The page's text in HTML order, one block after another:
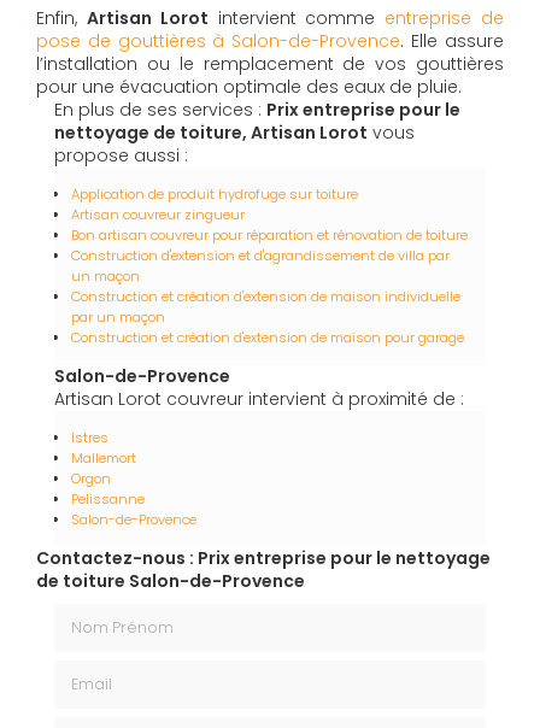
Enfin, Artisan Lorot intervient comme entreprise de
pose de gouttières à Salon-de-Provence. Elle assure
l’installation ou le remplacement de vos gouttières
pour une évacuation optimale des eaux de pluie.
En plus de ses services : Prix entreprise pour le
nettoyage de toiture, Artisan Lorot vous
propose aussi :
Application de produit hydrofuge sur toiture
Artisan couvreur zingueur
Bon artisan couvreur pour réparation et rénovation de toiture
Construction d'extension et d'agrandissement de villa par
un maçon
Construction et création d'extension de maison individuelle
par un maçon
Construction et création d'extension de maison pour garage
Salon-de-Provence
Artisan Lorot couvreur intervient à proximité de :
Istres
Mallemort
Orgon
Pelissanne
Salon-de-Provence
Contactez-nous : Prix entreprise pour le nettoyage
de toiture Salon-de-Provence